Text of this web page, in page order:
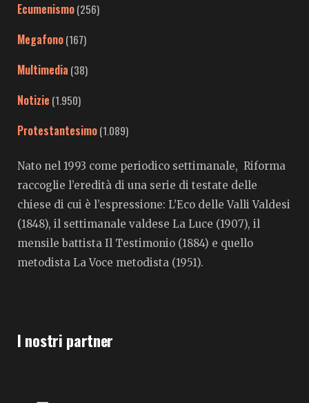
Ecumenismo(256)
Megafono(167)
Multimedia (38)
Notizie (1.950)
Protestantesimo(1.089)
Nato nel 1993 come periodico settimanale, Riforma
raccoglie l’eredità di una serie di testate delle
chiese di cui è l’espressione: L’Eco delle Valli Valdesi
(1848), il settimanale valdese La Luce (1907), il
mensile battista Il Testimonio (1884) e quello
metodista La Voce metodista (1951).
I nostri partner